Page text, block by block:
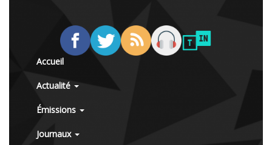
Accueil
Actualité
Émissions
Journaux